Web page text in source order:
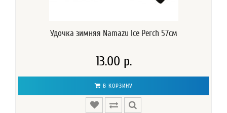
Удочка зимняя Namazu Ice Perch 57см
13.00 р.
В КОРЗИНУ